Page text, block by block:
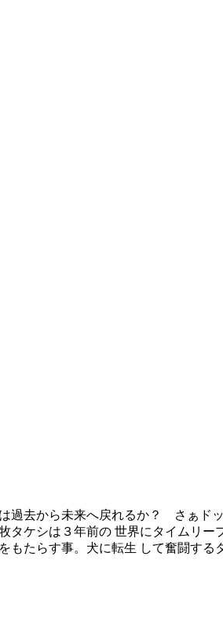
去から未来へ戻れるか？ さぁドッ
タケシは３年前の 世界にタイムリ
たらす事。犬に転生 して奮闘する